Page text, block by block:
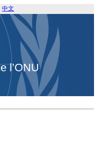
中文
l’ONU